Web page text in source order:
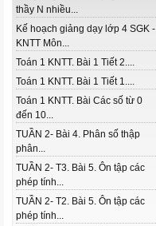
thầy N nhiều...
Kế hoạch giảng dạy lớp 4 SGK -
KNTT Môn...
Toán 1 KNTT. Bài 1 Tiết 2....
Toán 1 KNTT. Bài 1 Tiết 1....
Toán 1 KNTT. Bài Các số từ 0
đến 10...
TUẦN 2- Bài 4. Phân số thập
phân...
TUẦN 2- T3. Bài 5. Ôn tập các
phép tính...
TUẦN 2- T2. Bài 5. Ôn tập các
phép tính...